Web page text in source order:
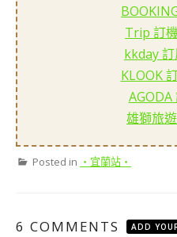
Trip 訂
kkday 訂
KLOOK
AGODA
雄獅旅
Posted in ‧宜蘭站‧
6 COMMENTS ADD